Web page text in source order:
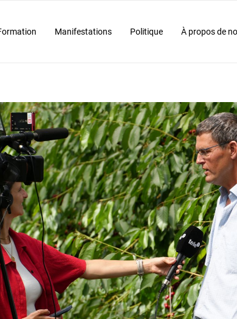
Manifestations Politique À propos de